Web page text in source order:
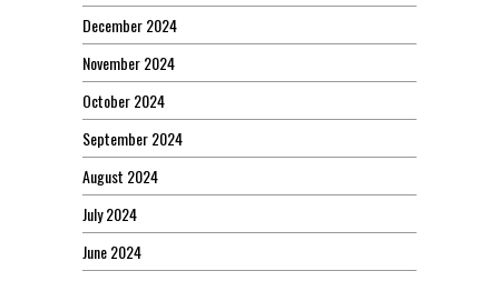
December 2024
November 2024
October 2024
September 2024
August 2024
July 2024
June 2024